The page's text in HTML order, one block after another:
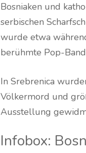
Bosniaken und
serbischen
wurde etwa
berühmte Pop-
In Srebrenica
Völkermord und
Ausstellung
Infobox: